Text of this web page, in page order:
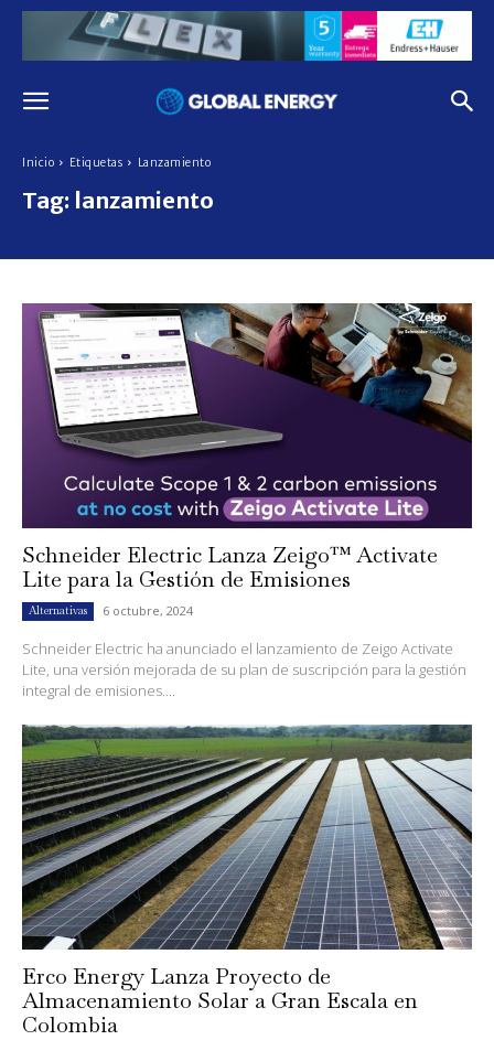
Inicio Etiquetas Lanzamiento
Tag: lanzamiento
Schneider Electric Lanza Zeigo™ Activate
Lite para la Gestión de Emisiones
Alternativas 6 octubre, 2024
Schneider Electric ha anunciado el lanzamiento de Zeigo Activate
Lite, una versión mejorada de su plan de suscripción para la gestión
integral de emisiones....
Erco Energy Lanza Proyecto de
Almacenamiento Solar a Gran Escala en
Colombia